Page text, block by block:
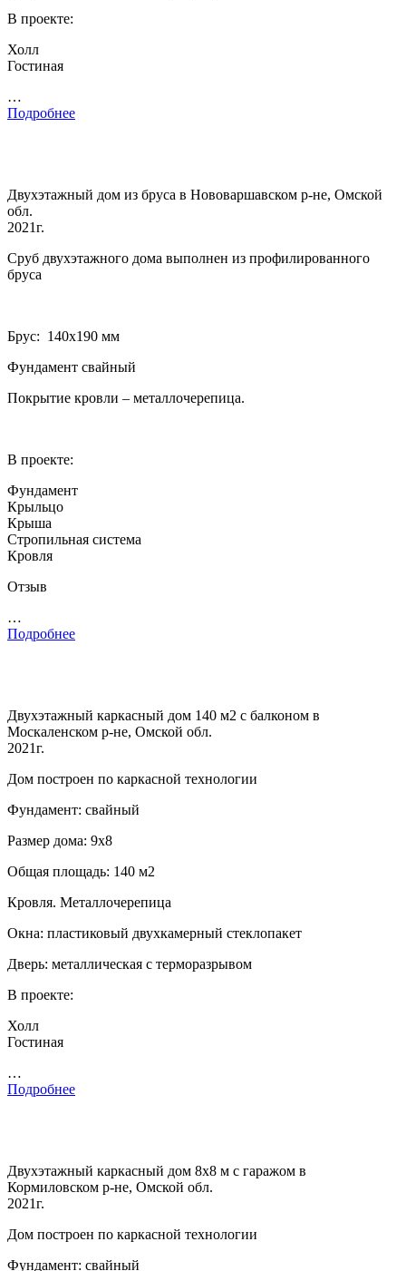
В проекте:
Холл
Гостиная
…
Подробнее
Двухэтажный дом из бруса в Нововаршавском р-не, Омской
обл.
2021г.
Сруб двухэтажного дома выполнен из профилированного
бруса
Брус: 140­х190 мм
Фундамент свайный
Покрытие кровли – металлочерепица.
В проекте:
Фундамент
Крыльцо
Крыша
Стропильная система
Кровля
Отзыв
…
Подробнее
Двухэтажный каркасный дом 140 м2 с балконом в
Москаленском р-не, Омской обл.
2021г.
Дом построен по каркасной технологии
Фундамент: свайный
Размер дома: 9х8
Общая площадь: 140 м2
Кровля. Металлочерепица
Окна: пластиковый двухкамерный стеклопакет
Дверь: металлическая с терморазрывом
В проекте:
Холл
Гостиная
…
Подробнее
Двухэтажный каркасный дом 8х8 м с гаражом в
Кормиловском р-не, Омской обл.
2021г.
Дом построен по каркасной технологии
Фундамент: свайный